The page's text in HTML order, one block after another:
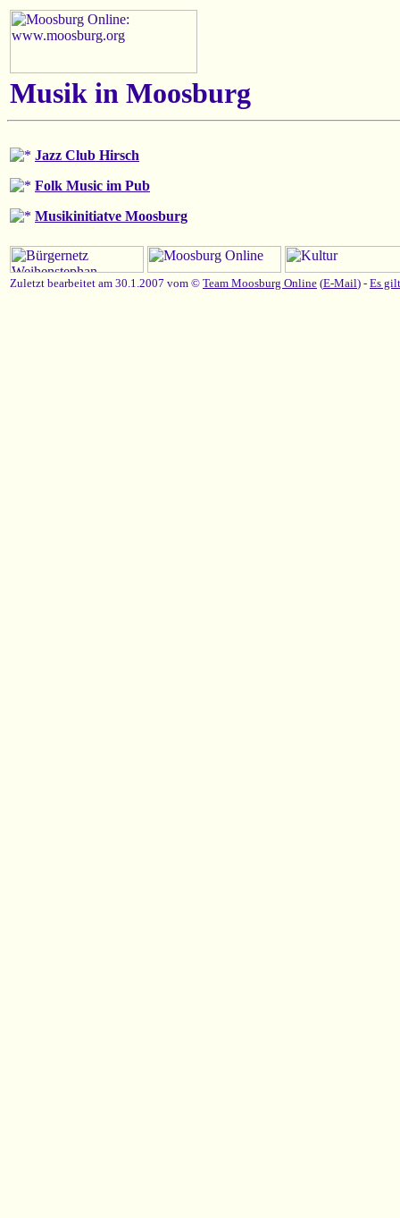
Musik in Moosburg
Jazz Club Hirsch
Folk Music im Pub
Musikinitiatve Moosburg
Zuletzt bearbeitet am 30.1.2007 vom © Team Moosburg Online (E-Mail) - Es